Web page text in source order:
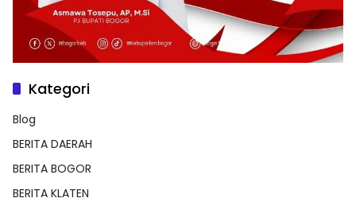
Kategori
Blog
BERITA DAERAH
BERITA BOGOR
BERITA KLATEN